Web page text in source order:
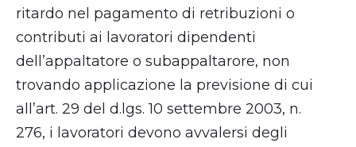
ritardo nel pagamento di retribuzioni o
contributi ai lavoratori dipendenti
dell’appaltatore o subappaltarore, non
trovando applicazione la previsione di cui
all’art. 29 del d.lgs. 10 settembre 2003, n.
276, i lavoratori devono avvalersi degli